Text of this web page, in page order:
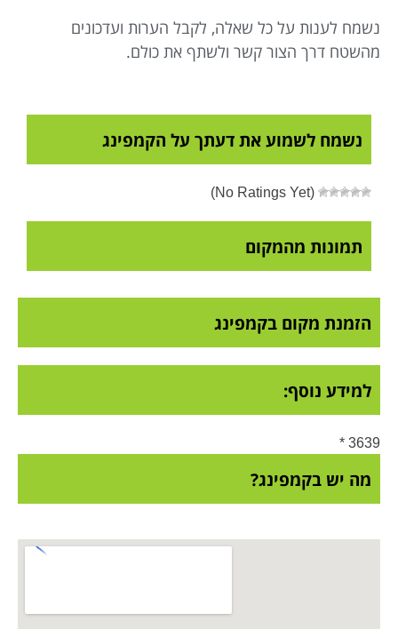
נשמח לענות על כל שאלה, לקבל הערות ועדכונים
מהשטח דרך הצור קשר ולשתף את כולם.
נשמח לשמוע את דעתך על הקמפינג
(No Ratings Yet)
תמונות מהמקום
הזמנת מקום בקמפינג
למידע נוסף:
3639 *
מה יש בקמפינג?